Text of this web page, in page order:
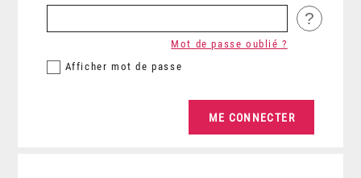
?
Afficher mot de passe
Mot de passe oublié ?